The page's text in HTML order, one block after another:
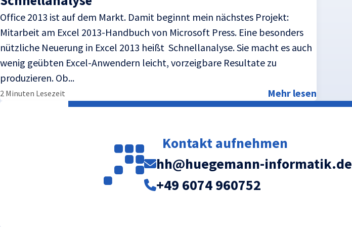
Office 2013 ist auf dem Markt. Damit beginnt mein nächstes Projekt:
Mitarbeit am Excel 2013-Handbuch von Microsoft Press. Eine besonders
nützliche Neuerung in Excel 2013 heißt Schnellanalyse. Sie macht es auch
wenig geübten Excel-Anwendern leicht, vorzeigbare Resultate zu
produzieren. Ob...
2 Minuten Lesezeit Mehr lesen
Kontakt aufnehmen
hh@huegemann-informatik.de
+49 6074 960752